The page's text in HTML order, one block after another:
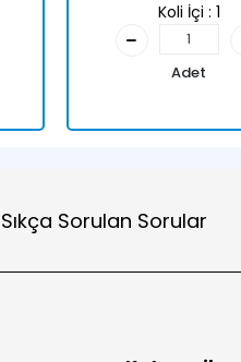
Koli İçi : 1
Adet
Sıkça Sorulan Sorular